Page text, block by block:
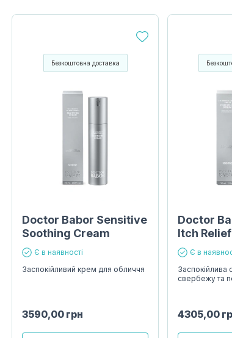
Безкоштовна доставка
Doctor Babor Sensitive
Soothing Cream
Є в наявності
Заспокійливий крем для обличчя
3590,00 грн
Doctor
Itch
Є в
Заспокійлива
свербежу та
4305,00